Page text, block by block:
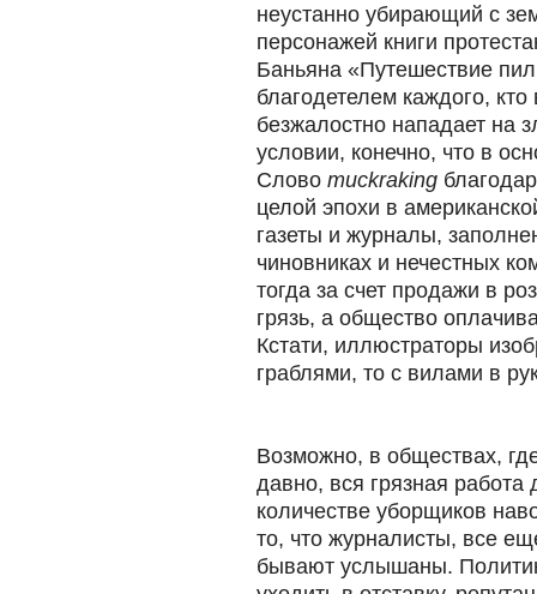
неустанно убирающий с
персонажей книги
Баньяна «Путешествие
благодетелем каждого,
безжалостно нападает на
условии, конечно, что в
Слово muckraking
целой эпохи в
газеты и журналы,
чиновниках и нечестных
тогда за счет продажи в
грязь, а общество
Кстати, иллюстраторы
граблями, то с вилами в
Возможно, в обществах,
давно, вся грязная
количестве уборщиков
то, что журналисты, все
бывают услышаны.